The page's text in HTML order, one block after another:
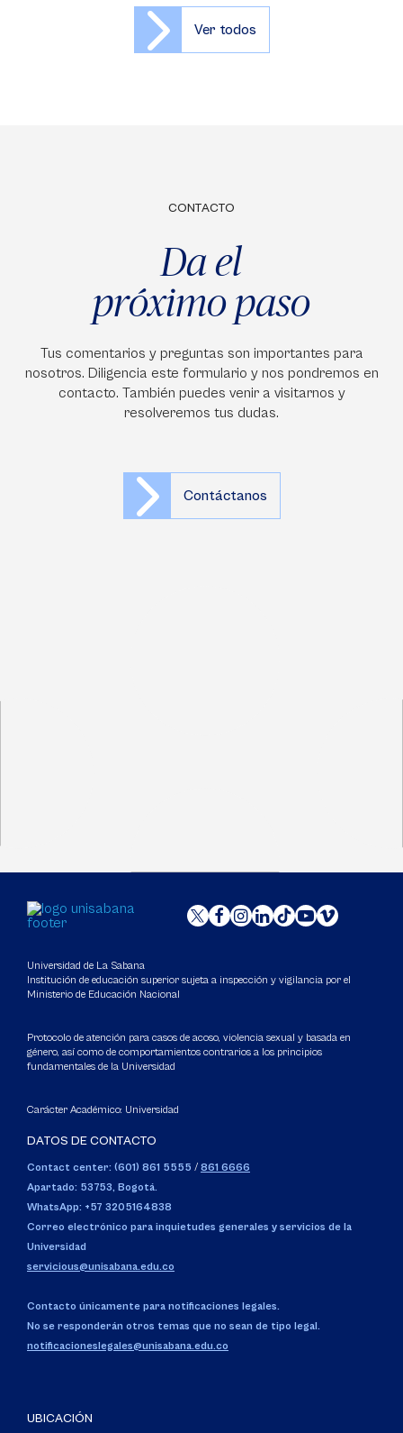
Ver todos
CONTACTO
Da el
próximo paso
Tus comentarios y preguntas son importantes para
nosotros. Diligencia este formulario y nos pondremos en
contacto. También puedes venir a visitarnos y
resolveremos tus dudas.
Contáctanos
Universidad de La Sabana
Institución de educación superior sujeta a inspección y vigilancia por el
Ministerio de Educación Nacional
Protocolo de atención para casos de acoso, violencia sexual y basada en
género, así como de comportamientos contrarios a los principios
fundamentales de la Universidad
Carácter Académico: Universidad
DATOS DE CONTACTO
Contact center: (601) 861 5555 / 861 6666
Apartado: 53753, Bogotá.
WhatsApp: +57 3205164838
Correo electrónico para inquietudes generales y servicios de la
Universidad
servicious@unisabana.edu.co
Contacto únicamente para notificaciones legales.
No se responderán otros temas que no sean de tipo legal.
notificacioneslegales@unisabana.edu.co
UBICACIÓN